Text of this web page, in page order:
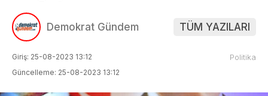
Demokrat Gündem TÜM YAZILARI
Giriş: 25-08-2023 13:12
Güncelleme: 25-08-2023 13:12
Politika